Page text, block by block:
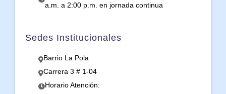
a.m. a 2:00 p.m. en jornada continua
Sedes Institucionales
Barrio La Pola
Carrera 3 # 1-04
Horario Atención: